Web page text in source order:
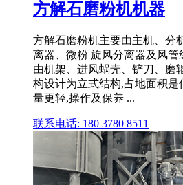
方解石磨粉机机器
方解石磨粉机主要由主机、分
离器、微粉 旋风分离器及风管
由机架、进风蜗壳、铲刀、磨
构设计为立式结构,占地面积
量更轻,操作及保养 ...
联系电话: 180 3780 8511